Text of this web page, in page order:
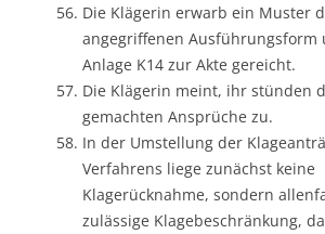
Die Klägerin erwarb ein Muster
angegriffenen Ausführungsform
Anlage K14 zur Akte gereicht.
Die Klägerin meint, ihr stünden
gemachten Ansprüche zu.
In der Umstellung der
Verfahrens liege zunächst keine
Klagerücknahme, sondern
zulässige Klagebeschränkung,